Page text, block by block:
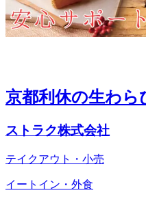
京都利休の生わら
ストラク株式会社
テイクアウト・小売
イートイン・外食